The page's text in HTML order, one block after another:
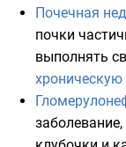
Почечная
почки
выполнять
хроническую